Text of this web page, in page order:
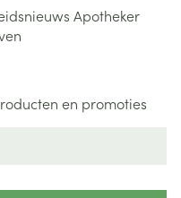
Apotheker
en promoties